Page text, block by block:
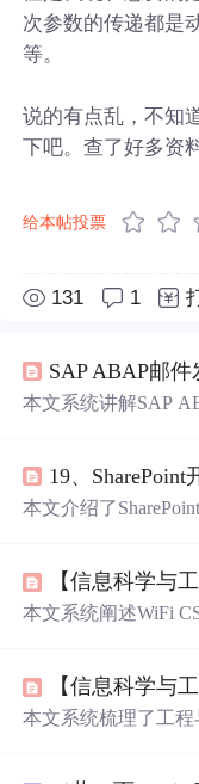
次参数的传递都是
等。
说的有点乱，不知
下吧。查了好多资
给本帖投票
131 1
SAP ABAP邮件
本文系统讲解SAP
码与乱码规避、大
onnect集成等关键技
本文介绍了
类型，实现业务数
本文系统阐述WiFi
仿真框架，融合扩
通信和AI原生空口等
本文系统梳理了工